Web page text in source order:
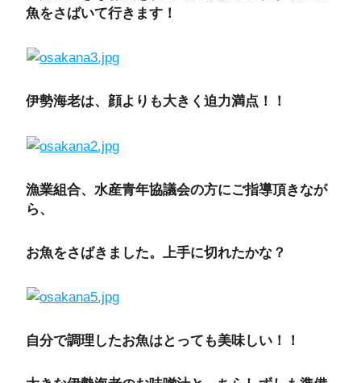
魚をさばいて行きます！
伊勢海老は、顔よりも大きく迫力満点！！
漁業組合、水産青年協議会の方にご指導頂きなが
ら、
お魚をさばきました。上手に切れたかな？
自分で調理したお魚はとっても美味しい！！